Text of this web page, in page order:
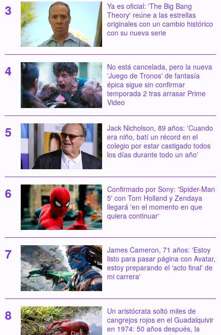
Ya es oficial: 'The Big Bang
Theory' reúne a las estrellas
originales con un cambio histórico
con su nueva serie
No está cancelada, pero la nueva
'Juego de Tronos' de fantasía
épica sigue sin confirmar
temporada 2 tras arrasar Prime
Video
Jack Nicholson, 89 años: 'Cuando
era niño, batí un récord en el
colegio por estar castigado todos
los días durante todo un año'
Confirmado por Sony: 'Spider-Man
5' con Tom Holland y Zendaya
llegará 'en el momento en que
quiera continuar'
James Cameron, 71 años: 'Estoy
listo para pasar página con Avatar,
estoy preparando el 'acto final' de
mi carrera'
Un aristócrata soltó miles de
cangrejos rojos en el Guadalquivir
en 1974: 50 años después, la